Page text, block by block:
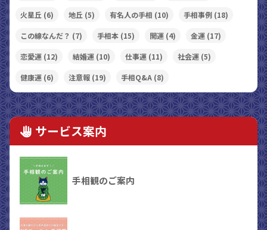
火星丘 (6) 地丘 (5) 有名人の手相 (10) 手相事例 (18)
この線なんだ？ (7) 手相本 (15) 開運 (4) 金運 (17)
恋愛運 (12) 結婚運 (10) 仕事運 (11) 社会運 (5)
健康運 (6) 注意報 (19) 手相Q&A (8)
サービス案内
手相観のご案内